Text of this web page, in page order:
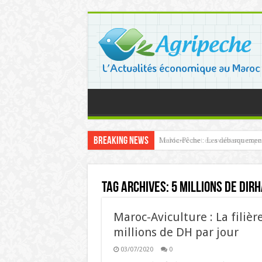
Breaking News Maroc-Pêche : Les
Le Maroc met en avant son
Tag Archives: 5 millions de
Maroc-Aviculture : La
millions de DH par jour
03/07/2020 0